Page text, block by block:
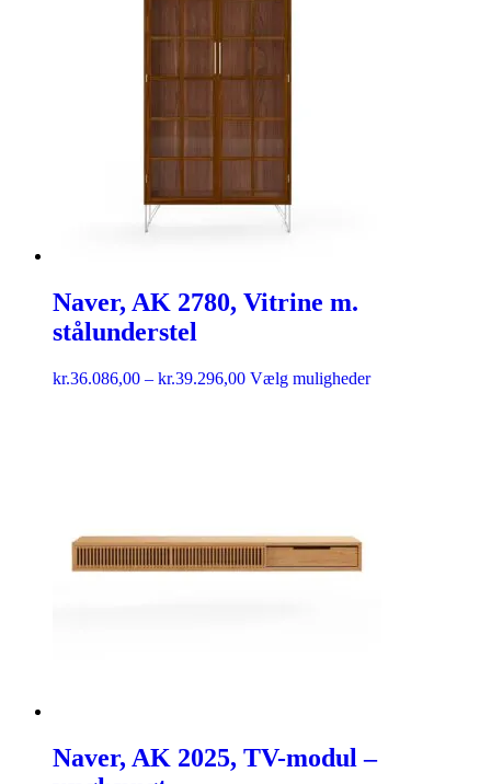
Naver, AK 2780, Vitrine m.
stålunderstel
kr.36.086,00 – kr.39.296,00 Vælg muligheder
Naver, AK 2025, TV-modul –